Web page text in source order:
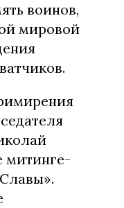
воинов,
мировой
митинге-